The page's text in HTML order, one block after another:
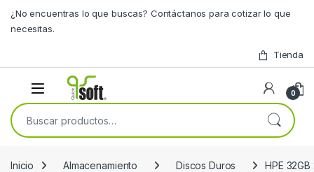
¿No encuentras lo que buscas? Contáctanos para cotizar lo que
necesitas.
Tienda
0
Buscar por:
Inicio Almacenamiento Discos Duros HPE